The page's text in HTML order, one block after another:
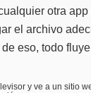
otra app
el archivo
eso, todo
y ve a un sitio